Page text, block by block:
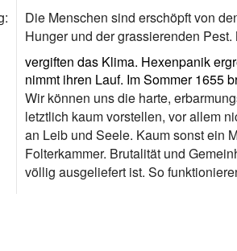
Die Menschen sind erschöpft von
Hunger und der grassierenden
vergiften das Klima. Hexenpanik
nimmt ihren Lauf. Im Sommer 1655
Wir können uns die harte,
letztlich kaum vorstellen, vor allem
an Leib und Seele. Kaum sonst ein
Folterkammer. Brutalität und
völlig ausgeliefert ist. So